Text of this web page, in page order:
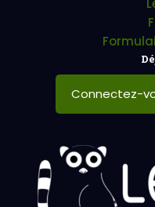
Connectez-